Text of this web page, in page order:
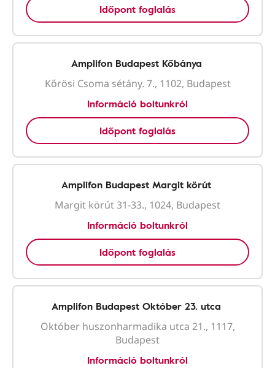
Időpont foglalás
Amplifon Budapest Kőbánya
Kőrösi Csoma sétány. 7., 1102, Budapest
Információ boltunkról
Időpont foglalás
Amplifon Budapest Margit körút
Margit körút 31-33., 1024, Budapest
Információ boltunkról
Időpont foglalás
Amplifon Budapest Október 23. utca
Október huszonharmadika utca 21., 1117,
Budapest
Információ boltunkról